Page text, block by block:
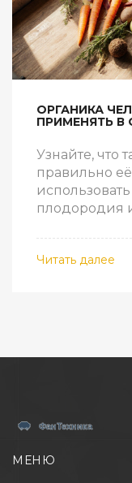
ОРГАНИКА
ПРИМЕНЯТЬ В
Узнайте, что
правильно
плодородия
Читать далее
МЕНЮ